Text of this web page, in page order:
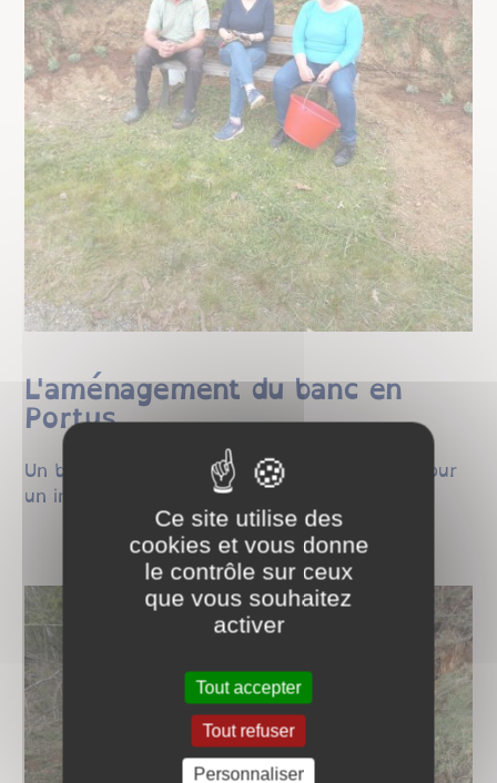
L'aménagement du banc en
Portus
Un bon désherbage et quelques lavandes pour
un instant détente au banc en Portus.
Ce site utilise des
cookies et vous donne
le contrôle sur ceux
que vous souhaitez
activer
Tout accepter
Tout refuser
Personnaliser